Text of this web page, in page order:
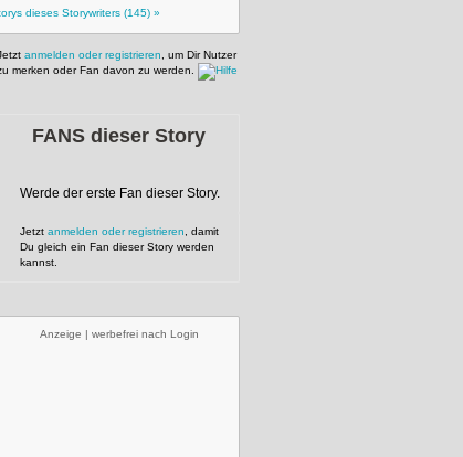
dieses Storywriters (145) »
anmelden oder registrieren , um Dir Nutzer
merken oder Fan davon zu werden.
FANS dieser Story
Werde der erste Fan dieser Story.
Jetzt anmelden oder registrieren , damit
Du gleich ein Fan dieser Story werden
kannst.
Anzeige | werbefrei nach Login